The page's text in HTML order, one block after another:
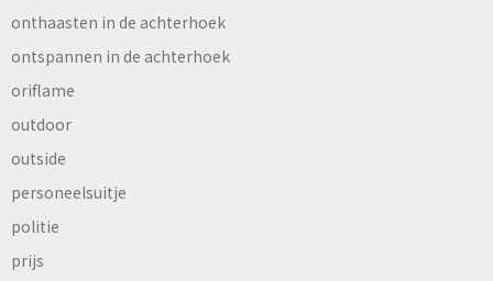
onthaasten in de achterhoek
ontspannen in de achterhoek
oriflame
outdoor
outside
personeelsuitje
politie
prijs